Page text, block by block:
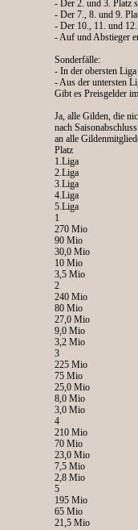
- Der 2. und 3. Platz
- Der 7., 8. und 9.
- Der 10., 11. und 12.
- Auf und Abstieger
Sonderfälle:
- In der obersten
- Aus der untersten
Gibt es Preisgelder
Ja, alle Gilden, die
nach
an alle
Platz
1.Liga
2.Liga
3.Liga
4.Liga
5.Liga
1
270 Mio
90 Mio
30,0 Mio
10 Mio
3,5 Mio
2
240 Mio
80 Mio
27,0 Mio
9,0 Mio
3,2 Mio
3
225 Mio
75 Mio
25,0 Mio
8,0 Mio
3,0 Mio
4
210 Mio
70 Mio
23,0 Mio
7,5 Mio
2,8 Mio
5
195 Mio
65 Mio
21,5 Mio